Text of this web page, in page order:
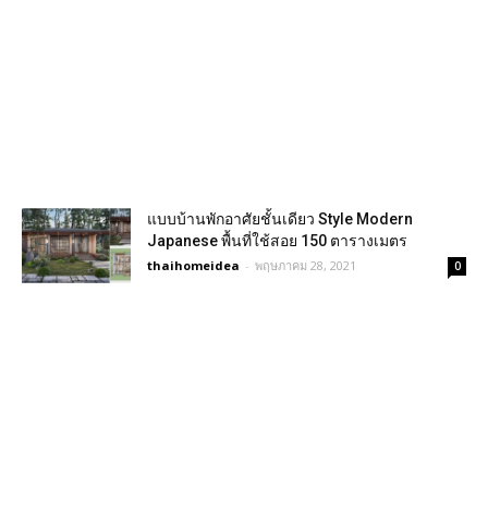
แบบบ้านพักอาศัยชั้นเดียว Style Modern
Japanese พื้นที่ใช้สอย 150 ตารางเมตร
thaihomeidea - พฤษภาคม 28, 2021 0